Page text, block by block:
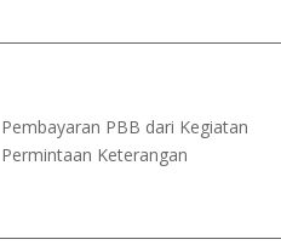
Pembayaran PBB dari Kegiatan
Permintaan Keterangan